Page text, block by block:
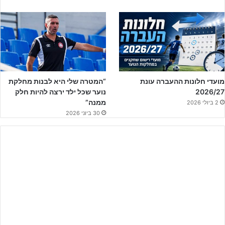
אני רוצה להודות לבעלים ברק אברמוב, כפיר אדרי, מנכ”ל המועדון, וחיים
בנדה המנהל המקצועי שנתנו בי את האמון ואני מאמין שעם עבודה קשה
נוכל לעמוד במטרה שלנו”.
מועדי חלונות ההעברה עונת
2026/27
2 ביולי 2026
“המטרה שלי היא לבנות מחלקת
נוער שכל ילד ירצה להיות חלק
ממנה”
30 ביוני 2026